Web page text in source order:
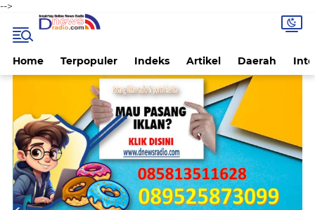
-->
Home Terpopuler Indeks Artikel Daerah